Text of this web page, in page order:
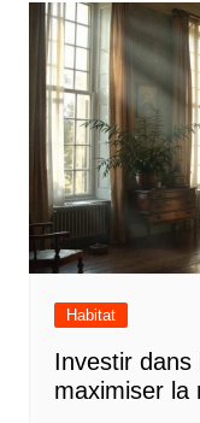
Habitat
Investir dans
maximiser la